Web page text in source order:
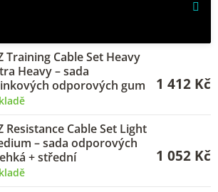
Training Cable Set Heavy
Heavy – sada
odporových gum
1 412 Kč
Resistance Cable Set Light
– sada odporových
+ střední
1 052 Kč